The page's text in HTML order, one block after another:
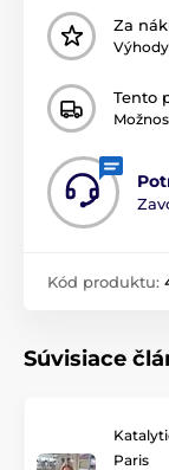
Za
Tento
Kód produktu:
Súvisiace
Paris